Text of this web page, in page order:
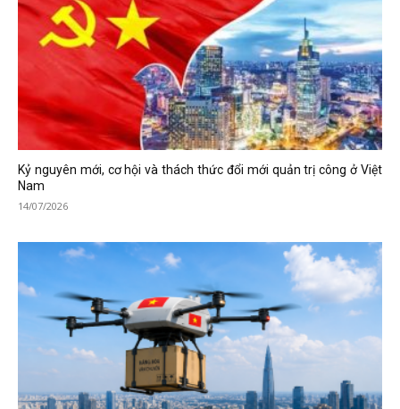
Kỷ nguyên mới, cơ hội và thách thức đổi mới quản trị công ở Việt
Nam
14/07/2026